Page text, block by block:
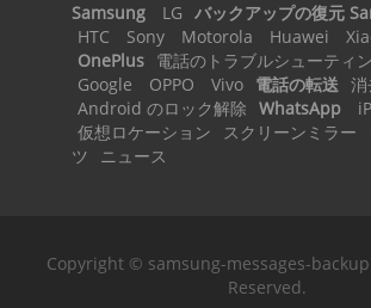
Samsung LG バックアップの復元
HTC
Sony Motorola Huawei
OnePlus 電話のトラブルシューティ
Google
OPPO Vivo 電話の転送
Android のロック解除 WhatsApp
仮想ロケーション
スクリーンミラー
ツ
ニュース
Copyright © samsung-messages-
Reserved.